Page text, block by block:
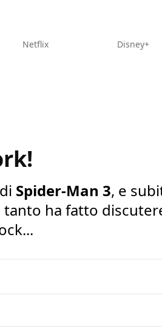
Netflix Disney+
di Spider-Man 3, e
tanto ha fatto